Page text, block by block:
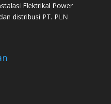
Elektrikal Power
distribusi PT. PLN